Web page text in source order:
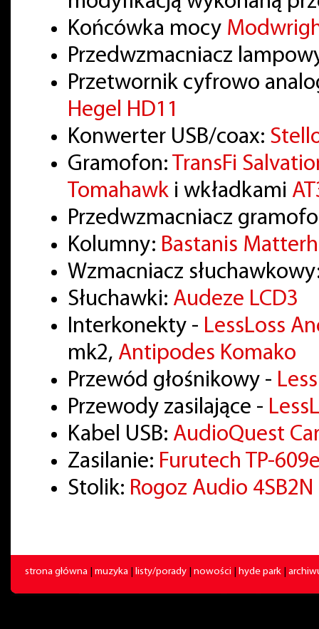
Końcówka mocy
Przedwzmacniacz
Przetwornik cyfrowo
Hegel HD11
Konwerter USB/coax:
Gramofon: TransFi
Tomahawk i wkładkami
Przedwzmacniacz
Kolumny: Bastanis
Wzmacniacz
Słuchawki: Audeze LCD3
Interkonekty - LessLoss
mk2, Antipodes Komako
Przewód głośnikowy -
Przewody zasilające -
Kabel USB: AudioQuest
Zasilanie: Furutech TP-
Stolik: Rogoz Audio 4SB2N
strona główna muzyka listy/porady nowości hyde park